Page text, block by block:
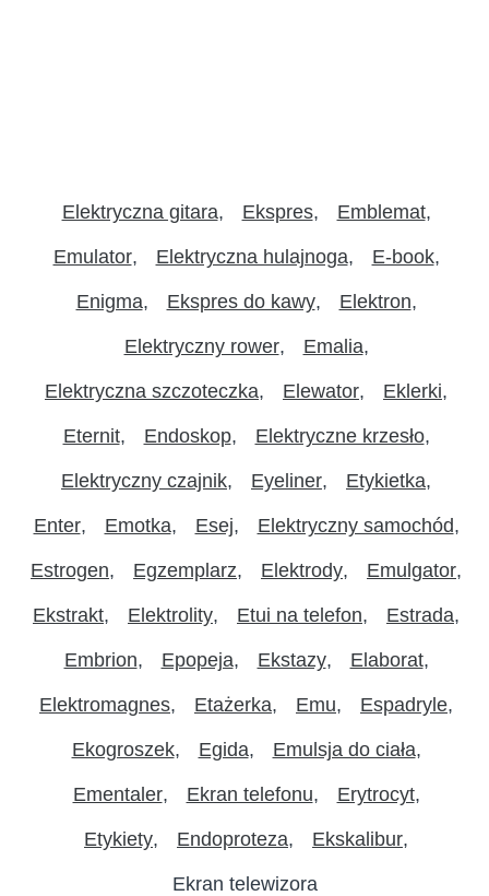
Elektryczna gitara Ekspres Emblemat
Emulator Elektryczna hulajnoga E-book
Enigma Ekspres do kawy Elektron
Elektryczny rower Emalia
Elektryczna szczoteczka Elewator Eklerki
Eternit Endoskop Elektryczne krzesło
Elektryczny czajnik Eyeliner Etykietka
Enter Emotka Esej Elektryczny samochód
Estrogen Egzemplarz Elektrody Emulgator
Ekstrakt Elektrolity Etui na telefon Estrada
Embrion Epopeja Ekstazy Elaborat
Elektromagnes Etażerka Emu Espadryle
Ekogroszek Egida Emulsja do ciała
Ementaler Ekran telefonu Erytrocyt
Etykiety Endoproteza Ekskalibur
Ekran telewizora